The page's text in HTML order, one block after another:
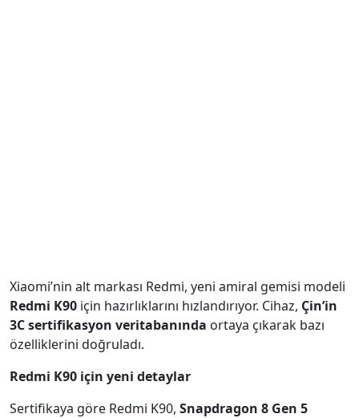
Xiaomi’nin alt markası Redmi, yeni amiral gemisi modeli
Redmi K90 için hazırlıklarını hızlandırıyor. Cihaz, Çin’in
3C sertifikasyon veritabanında ortaya çıkarak bazı
özelliklerini doğruladı.
Redmi K90 için yeni detaylar
Sertifikaya göre Redmi K90, Snapdragon 8 Gen 5